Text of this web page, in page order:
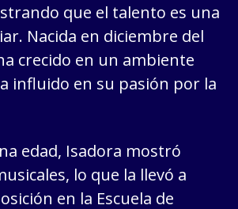
que el talento es una
Nacida en diciembre del
crecido en un ambiente
influido en su pasión por la
edad, Isadora mostró
lo que la llevó a
en la Escuela de